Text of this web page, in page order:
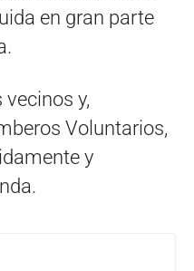
en gran parte
vecinos y,
Voluntarios,
y